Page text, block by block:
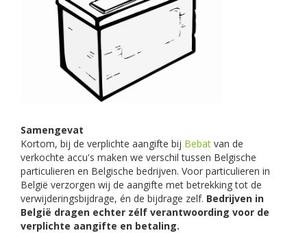
Samengevat
Kortom, bij de verplichte aangifte bij Bebat van de
verkochte accu's maken we verschil tussen Belgische
particulieren en Belgische bedrijven. Voor particulieren in
België verzorgen wij de aangifte met betrekking tot de
verwijderingsbijdrage, én de bijdrage zelf. Bedrijven in
België dragen echter zélf verantwoording voor de
verplichte aangifte en betaling.